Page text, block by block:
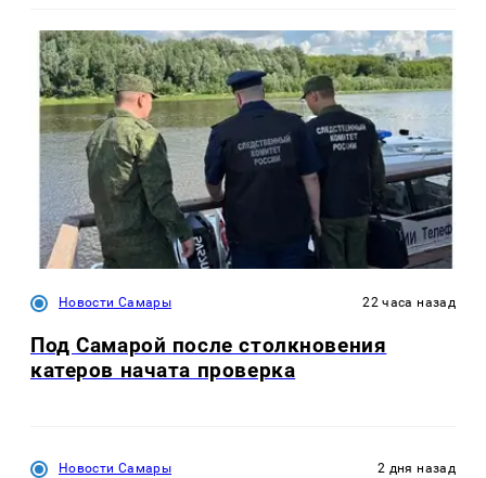
Новости Самары 22 часа назад
Под Самарой после столкновения
катеров начата проверка
Новости Самары 2 дня назад